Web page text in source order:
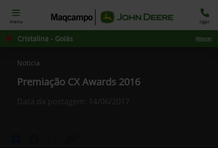
menu ligar
Cristalina - Goiás Alterar
Noticia
Premiação CX Awards 2016
Data da postagem: 14/06/2017